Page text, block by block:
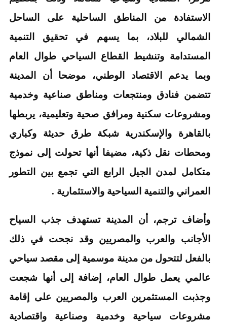
الاستفادة من المناطق الساحلية على الساحل
الشمالي للبلاد، بما يسهم في تحقيق التنمية
المستدامة وتنشيط القطاع السياحي طوال العام
وبما يدعم الاقتصاد الوطني، موضحا أن المدينة
تتضمن فنادق ومنتجعات ومناطق صناعية وخدمية
ومشروعات سكنية ومرافق صحية وتعليمية، يربطها
بالقاهرة والإسكندرية شبكة طرق حديثة وكباري
ومحطات نقل ذكية، مضيفا أنها تحولت إلى نموذج
متكامل لمدن الجيل الرابع التي تجمع بين التطور
العمراني والتنمية السياحية والاستثمارية .
وأضاف ترجم، أن المدينة تستهدف جذب السياح
الأجانب والعرب والمصريين وقد نجحت في ذلك
بالفعل لتتحول من مدينة موسمية إلى مقصد سياحي
عالمي يعمل طوال العام، إضافة إلى أنها شجعت
وجذبت المستثمرين العرب والمصريين على إقامة
مشروعات سياحية وخدمية وصناعية واقتصادية